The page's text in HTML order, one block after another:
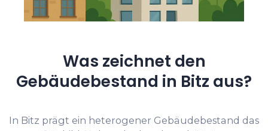
Was zeichnet den
Gebäudebestand in Bitz aus?
In Bitz prägt ein heterogener Gebäudebestand das